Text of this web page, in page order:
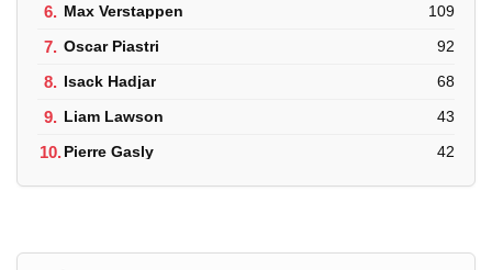
6. Max Verstappen 109
7. Oscar Piastri 92
8. Isack Hadjar 68
9. Liam Lawson 43
10.Pierre Gasly 42